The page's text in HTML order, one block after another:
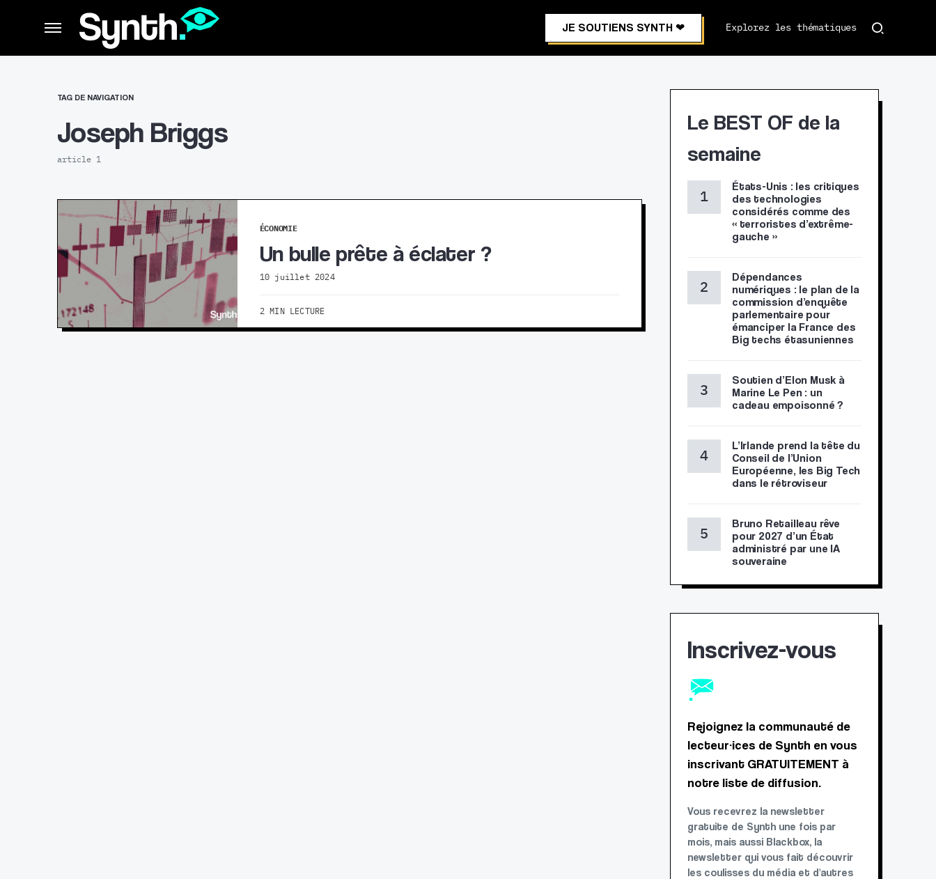
JE SOUTIENS SYNTH ❤︎ Explorez les thématiques
TAG DE NAVIGATION
Joseph Briggs
article 1
ÉCONOMIE
Un bulle prête à éclater ?
10 juillet 2024
2 MIN LECTURE
Le BEST OF de la
semaine
États-Unis : les critiques
des technologies
considérés comme des
« terroristes d’extrême-
gauche »
Dépendances
numériques : le plan de la
commission d’enquête
parlementaire pour
émanciper la France des
Big techs étasuniennes
Soutien d’Elon Musk à
Marine Le Pen : un
cadeau empoisonné ?
L’Irlande prend la tête du
Conseil de l’Union
Européenne, les Big Tech
dans le rétroviseur
Bruno Retailleau rêve
pour 2027 d’un État
administré par une IA
souveraine
Inscrivez-vous
Rejoignez la communauté de
lecteur·ices de Synth en vous
inscrivant GRATUITEMENT à
notre liste de diffusion.
Vous recevrez la newsletter
gratuite de Synth une fois par
mois, mais aussi Blackbox, la
newsletter qui vous fait découvrir
les coulisses du média et d'autres